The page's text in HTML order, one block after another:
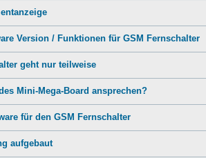
Version / Funktionen für GSM Fernschalter
geht nur teilweise
Mini-Mega-Board ansprechen?
für den GSM Fernschalter
aufgebaut